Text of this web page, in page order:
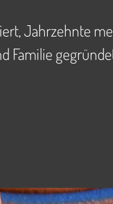
Jahrzehnte
Familie